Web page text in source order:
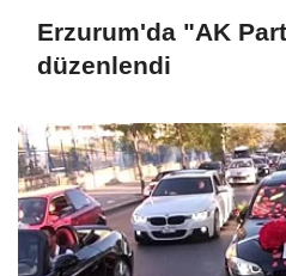
Erzurum'da "AK
düzenlendi